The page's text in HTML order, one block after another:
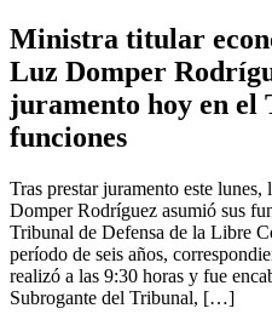
Ministra titular
Luz Domper
juramento hoy en el
funciones
Tras prestar juramento este
Domper Rodríguez asumió sus
Tribunal de Defensa de la Libre
período de seis años,
realizó a las 9:30 horas y fue
Subrogante del Tribunal, […]